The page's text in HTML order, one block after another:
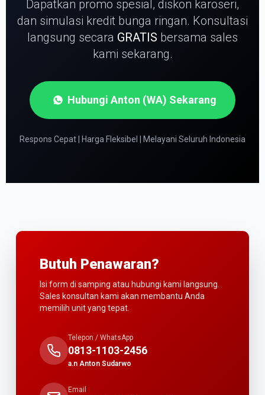
Dapatkan promo spesial, diskon karoseri,
dan simulasi kredit bunga ringan. Konsultasi
langsung secara GRATIS bersama sales
kami sekarang.
Hubungi Anton (WA) Sekarang
Respons Cepat | Harga Fleksibel | Melayani Seluruh Indonesia
Butuh Penawaran?
Isi form di samping atau hubungi kami langsung.
Sales konsultan kami akan membantu Anda
memilih unit yang tepat.
Telepon / WhatsApp
0813-1103-2456
a.n Anton Sudarwo
Email